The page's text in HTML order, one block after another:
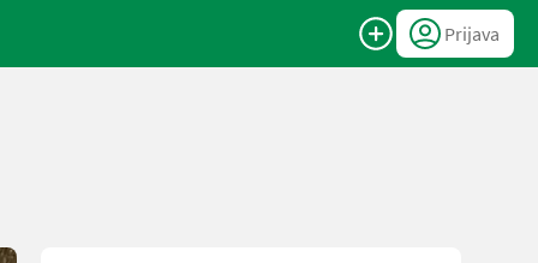
Prijava